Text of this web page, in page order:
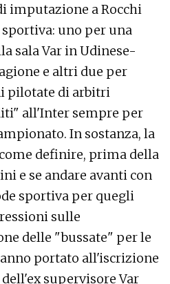
imputazione a Rocchi
uno per una
sala Var in Udinese-
e altri due per
pilotate di arbitri
all'Inter sempre per
In sostanza, la
definire, prima della
e se andare avanti con
sportiva per quegli
sulle
delle "bussate" per le
portato all'iscrizione
supervisore Var